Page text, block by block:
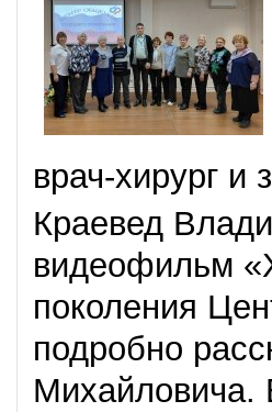
врач-хирург
Краевед
видеофильм
поколения
подробно
Михайловича.